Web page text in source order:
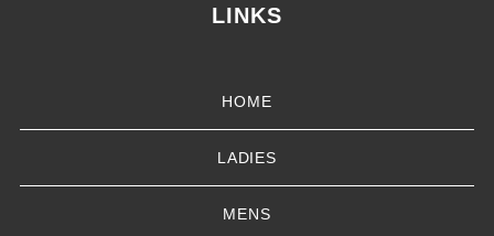
LINKS
HOME
LADIES
MENS